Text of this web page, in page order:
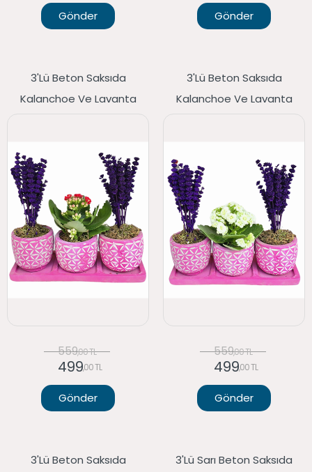
Gönder Gönder
3'lü Beton Saksıda
Kalanchoe Ve Lavanta
559,00 TL
499,00 TL
Gönder
3'lü Beton Saksıda
Kalanchoe Ve Lavanta
559,00 TL
499,00 TL
Gönder
3'lü Beton Saksıda
3'lü Sarı Beton Saksıda